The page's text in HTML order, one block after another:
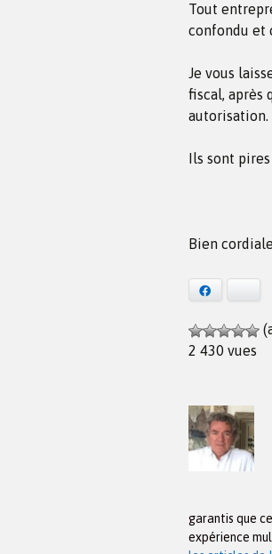
Tout
confondu et
Je vous
fiscal, après
autorisation.
Ils sont pires
Bien
2 430 vues
garantis que
expérience